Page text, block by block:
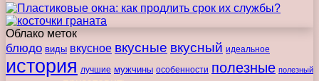
Облако меток
блюдо виды вкусное вкусные вкусный идеальное
история лучшие мужчины особенности полезные полезный